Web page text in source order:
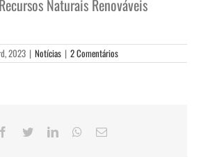
Naturais Renováveis
2023 | Notícias | 2 Comentários
Facebook
TwitterLinkedInWhatsApp
E-